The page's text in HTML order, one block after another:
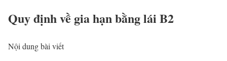
Quy định về gia hạn bằng lái B2
Nội dung bài viết